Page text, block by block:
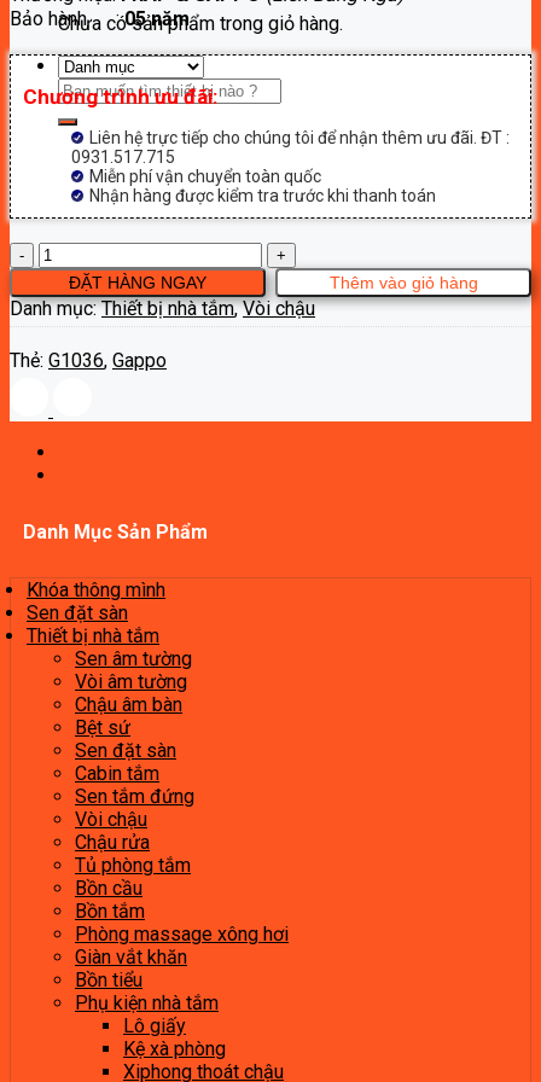
Chưa có sản phẩm trong giỏ hàng.
Tìm
kiếm:
1,320,000₫.
Bảo hành :05 năm
Chương trình ưu đãi:
Liên hệ trực tiếp cho chúng tôi để nhận thêm ưu đãi. ĐT :
0931.517.715
Miễn phí vận chuyển toàn quốc
Nhận hàng được kiểm tra trước khi thanh toán
Vòi
chậu
Gappo
G1036
lượng
Thêm vào giỏ hàng
ĐẶT HÀNG NGAY
Danh mục:Thiết bị nhà tắm,Vòi chậu
Thẻ: G1036, Gappo
Danh Mục Sản Phẩm
Khóa thông mình
Sen đặt sàn
Thiết bị nhà tắm
Sen âm tường
Vòi âm tường
Chậu âm bàn
Bệt sứ
Sen đặt sàn
Cabin tắm
Sen tắm đứng
Vòi chậu
Chậu rửa
Tủ phòng tắm
Bồn cầu
Bồn tắm
Phòng massage xông hơi
Giàn vắt khăn
Bồn tiểu
Phụ kiện nhà tắm
Lô giấy
Kệ xà phòng
Xiphong thoát chậu